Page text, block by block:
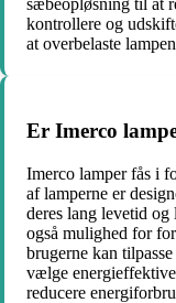
sæbeopløsning til at
kontrollere og
at overbelaste
Er Imerco
Imerco lamper fås i
af lamperne er
deres lang levetid
også mulighed for
brugerne kan
vælge
reducere